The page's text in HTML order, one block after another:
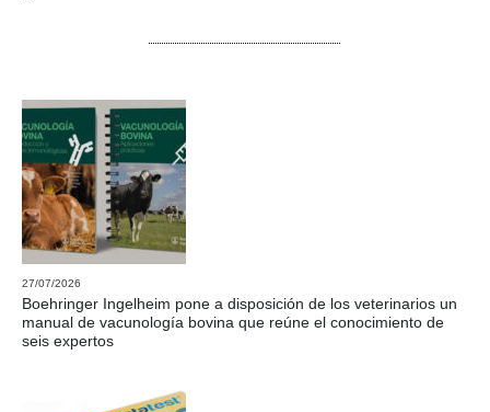
27/07/2026
Boehringer Ingelheim pone a disposición de los veterinarios un
manual de vacunología bovina que reúne el conocimiento de
seis expertos